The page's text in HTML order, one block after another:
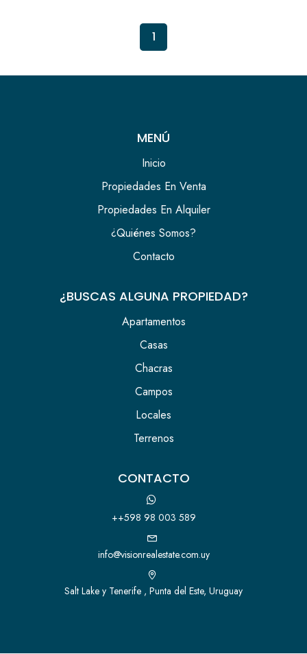
1
MENÚ
Inicio
Propiedades En Venta
Propiedades En Alquiler
¿Quiénes Somos?
Contacto
¿BUSCAS ALGUNA PROPIEDAD?
Apartamentos
Casas
Chacras
Campos
Locales
Terrenos
CONTACTO
++598 98 003 589
info@visionrealestate.com.uy
Salt Lake y Tenerife , Punta del Este, Uruguay